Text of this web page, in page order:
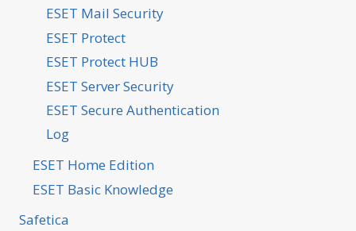
ESET Mail Security
ESET Protect
ESET Protect HUB
ESET Server Security
ESET Secure Authentication
Log
ESET Home Edition
ESET Basic Knowledge
Safetica